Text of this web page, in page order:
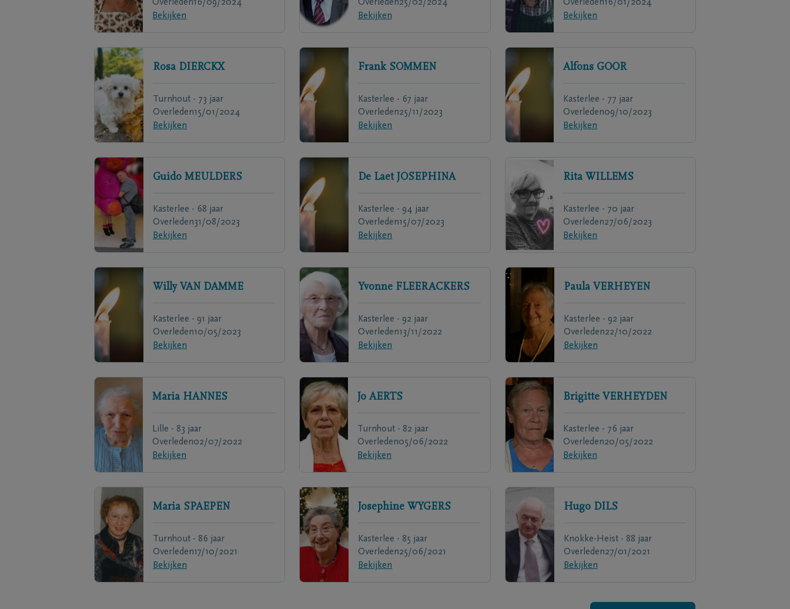
Overleden16/09/2024
Bekijken
Overleden25/02/2024
Bekijken
Overleden16/01/2024
Bekijken
Rosa DIERCKX
Turnhout - 73 jaar
Overleden15/01/2024
Bekijken
Frank SOMMEN
Kasterlee - 67 jaar
Overleden25/11/2023
Bekijken
Alfons GOOR
Kasterlee - 77 jaar
Overleden09/10/2023
Bekijken
Guido MEULDERS
Kasterlee - 68 jaar
Overleden31/08/2023
Bekijken
De Laet JOSEPHINA
Kasterlee - 94 jaar
Overleden15/07/2023
Bekijken
Rita WILLEMS
Kasterlee - 70 jaar
Overleden27/06/2023
Bekijken
Willy VAN DAMME
Kasterlee - 91 jaar
Overleden10/05/2023
Bekijken
Yvonne FLEERACKERS
Kasterlee - 92 jaar
Overleden13/11/2022
Bekijken
Paula VERHEYEN
Kasterlee - 92 jaar
Overleden22/10/2022
Bekijken
Maria HANNES
Lille - 83 jaar
Overleden02/07/2022
Bekijken
Jo AERTS
Turnhout - 82 jaar
Overleden05/06/2022
Bekijken
Brigitte VERHEYDEN
Kasterlee - 76 jaar
Overleden20/05/2022
Bekijken
Maria SPAEPEN
Turnhout - 86 jaar
Overleden17/10/2021
Bekijken
Josephine WYGERS
Kasterlee - 85 jaar
Overleden25/06/2021
Bekijken
Hugo DILS
Knokke-Heist - 88 jaar
Overleden27/01/2021
Bekijken